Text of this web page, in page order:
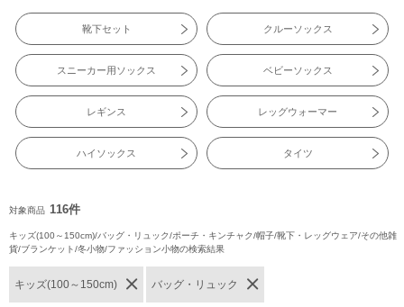
靴下セット クルーソックス
スニーカー用ソックス ベビーソックス
レギンス レッグウォーマー
ハイソックス タイツ
対象商品 116件
キッズ(100～150cm)/バッグ・リュック/ポーチ・キンチャク/帽子/靴下・レッグウェア/その他雑
貨/ブランケット/冬小物/ファッション小物の検索結果
キッズ(100～150cm) バッグ・リュック